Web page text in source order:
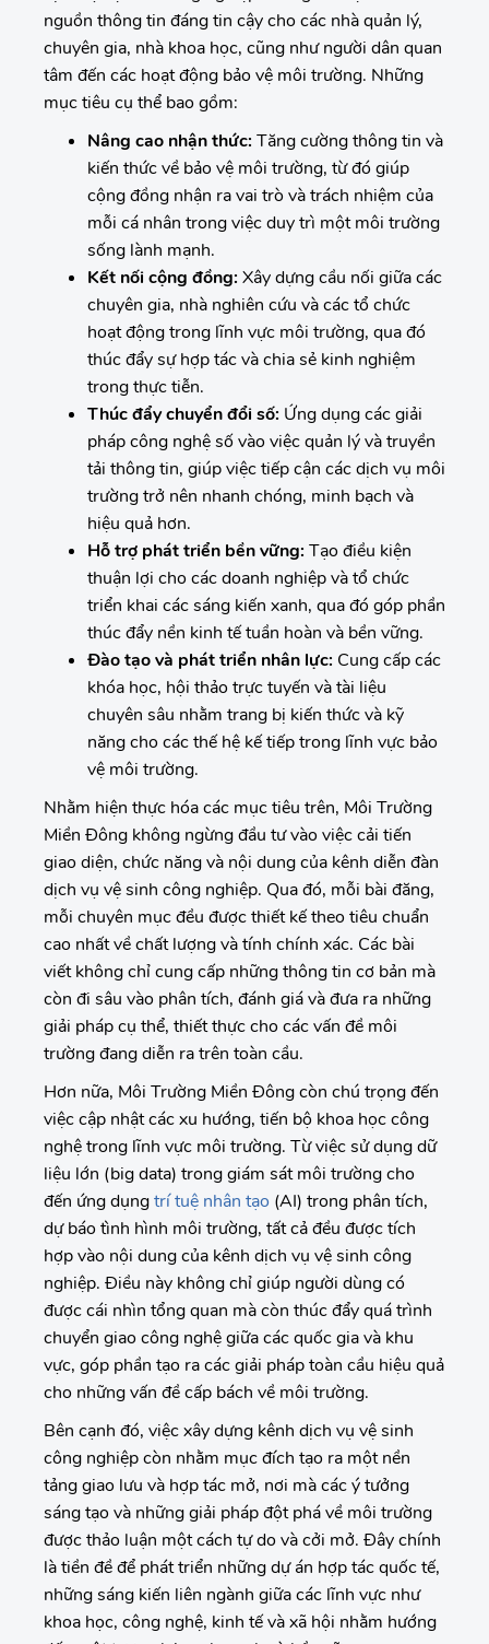
nguồn thông tin đáng tin cậy cho các nhà quản lý,
chuyên gia, nhà khoa học, cũng như người dân quan
tâm đến các hoạt động bảo vệ môi trường. Những
mục tiêu cụ thể bao gồm:
Nâng cao nhận thức: Tăng cường thông tin và
kiến thức về bảo vệ môi trường, từ đó giúp
cộng đồng nhận ra vai trò và trách nhiệm của
mỗi cá nhân trong việc duy trì một môi trường
sống lành mạnh.
Kết nối cộng đồng: Xây dựng cầu nối giữa các
chuyên gia, nhà nghiên cứu và các tổ chức
hoạt động trong lĩnh vực môi trường, qua đó
thúc đẩy sự hợp tác và chia sẻ kinh nghiệm
trong thực tiễn.
Thúc đẩy chuyển đổi số: Ứng dụng các giải
pháp công nghệ số vào việc quản lý và truyền
tải thông tin, giúp việc tiếp cận các dịch vụ môi
trường trở nên nhanh chóng, minh bạch và
hiệu quả hơn.
Hỗ trợ phát triển bền vững: Tạo điều kiện
thuận lợi cho các doanh nghiệp và tổ chức
triển khai các sáng kiến xanh, qua đó góp phần
thúc đẩy nền kinh tế tuần hoàn và bền vững.
Đào tạo và phát triển nhân lực: Cung cấp các
khóa học, hội thảo trực tuyến và tài liệu
chuyên sâu nhằm trang bị kiến thức và kỹ
năng cho các thế hệ kế tiếp trong lĩnh vực bảo
vệ môi trường.
Nhằm hiện thực hóa các mục tiêu trên, Môi Trường
Miền Đông không ngừng đầu tư vào việc cải tiến
giao diện, chức năng và nội dung của kênh diễn đàn
dịch vụ vệ sinh công nghiệp. Qua đó, mỗi bài đăng,
mỗi chuyên mục đều được thiết kế theo tiêu chuẩn
cao nhất về chất lượng và tính chính xác. Các bài
viết không chỉ cung cấp những thông tin cơ bản mà
còn đi sâu vào phân tích, đánh giá và đưa ra những
giải pháp cụ thể, thiết thực cho các vấn đề môi
trường đang diễn ra trên toàn cầu.
Hơn nữa, Môi Trường Miền Đông còn chú trọng đến
việc cập nhật các xu hướng, tiến bộ khoa học công
nghệ trong lĩnh vực môi trường. Từ việc sử dụng dữ
liệu lớn (big data) trong giám sát môi trường cho
đến ứng dụngtrí tuệ nhân tạo (AI) trong phân tích,
dự báo tình hình môi trường, tất cả đều được tích
hợp vào nội dung của kênh dịch vụ vệ sinh công
nghiệp. Điều này không chỉ giúp người dùng có
được cái nhìn tổng quan mà còn thúc đẩy quá trình
chuyển giao công nghệ giữa các quốc gia và khu
vực, góp phần tạo ra các giải pháp toàn cầu hiệu quả
cho những vấn đề cấp bách về môi trường.
Bên cạnh đó, việc xây dựng kênh dịch vụ vệ sinh
công nghiệp còn nhằm mục đích tạo ra một nền
tảng giao lưu và hợp tác mở, nơi mà các ý tưởng
sáng tạo và những giải pháp đột phá về môi trường
được thảo luận một cách tự do và cởi mở. Đây chính
là tiền đề để phát triển những dự án hợp tác quốc tế,
những sáng kiến liên ngành giữa các lĩnh vực như
khoa học, công nghệ, kinh tế và xã hội nhằm hướng